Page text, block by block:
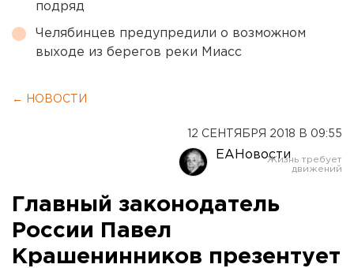
подряд
Челябинцев предупредили о возможном
выходе из берегов реки Миасс
← НОВОСТИ
12 СЕНТЯБРЯ 2018 В 09:55
ЕАНовости
Главный законодатель
России Павел
Крашенинников презентует